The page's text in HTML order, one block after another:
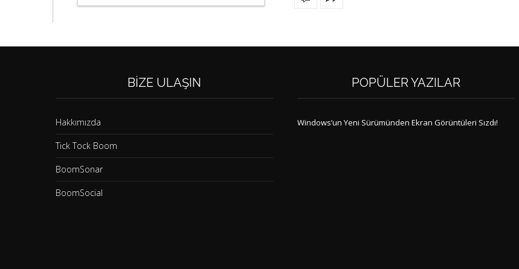
BIZE ULAŞIN
Hakkımızda
Tick Tock Boom
BoomSonar
BoomSocial
POPÜLER YAZILAR
Windows’un Yeni Sürümünden Ekran Görüntüleri Sızdı!